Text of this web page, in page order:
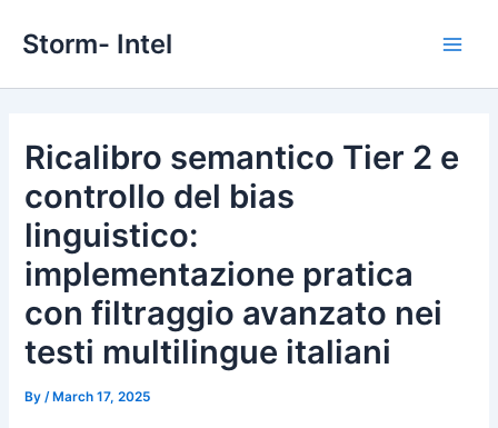
Storm- Intel
Ricalibro semantico Tier 2 e
controllo del bias
linguistico:
implementazione pratica
con filtraggio avanzato nei
testi multilingue italiani
By /March 17, 2025